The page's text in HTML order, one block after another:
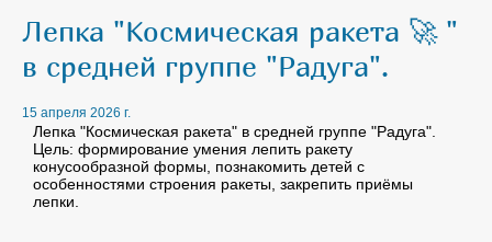
Лепка "Космическая ракета 🚀 "
в средней группе "Радуга".
15 апреля 2026 г.
Лепка "Космическая ракета" в средней группе "Радуга".
Цель: формирование умения лепить ракету
конусообразной формы, познакомить детей с
особенностями строения ракеты, закрепить приёмы
лепки.